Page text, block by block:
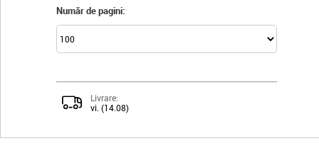
Număr de pagini:
Livrare:
vi. (14.08)